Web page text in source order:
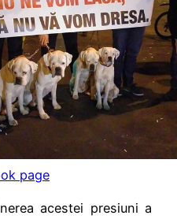
page
acestei presiuni a